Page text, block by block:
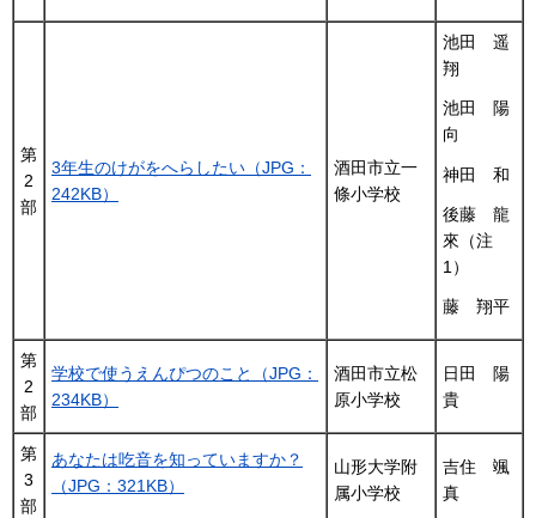
第
2
部
3年生のけがをへらしたい（JPG：
242KB）
酒田市立一
條小学校
池田 遥
翔
池田 陽
向
神田 和
後藤 龍
來（注
1）
藤 翔平
第
2
部
学校で使うえんぴつのこと（JPG：
234KB）
酒田市立松
原小学校
日田 陽
貴
第
3
部
あなたは吃音を知っていますか？
（JPG：321KB）
山形大学附
属小学校
吉住 颯
真